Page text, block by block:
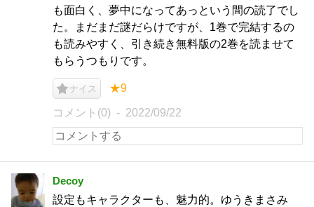
も面白く、夢中になってあっという間の読了でし
た。まだまだ謎だらけですが、1巻で完結するの
も読みやすく、引き続き無料版の2巻を読ませて
もらうつもりです。
ナイス ★9
コメント(0) 2022/09/22
Decoy
設定もキャラクターも、魅力的。ゆうきまさみ